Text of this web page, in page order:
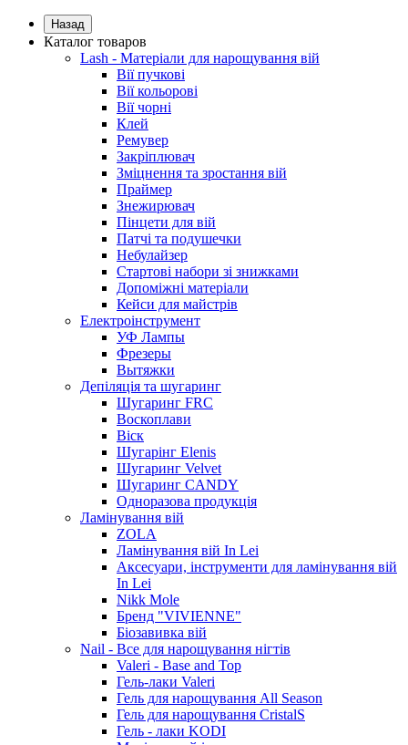
Назад
Каталог товаров
Lash - Матеріали для нарощування вій
Вії пучкові
Вії кольорові
Вії чорні
Клей
Ремувер
Закріплювач
Зміцнення та зростання вій
Праймер
Знежирювач
Пінцети для вій
Патчі та подушечки
Небулайзер
Стартові набори зі знижками
Допоміжні матеріали
Кейси для майстрів
Електроінструмент
УФ Лампы
Фрезеры
Вытяжки
Депіляція та шугаринг
Шугаринг FRC
Воскоплави
Віск
Шугарінг Elenis
Шугаринг Velvet
Шугаринг CANDY
Одноразова продукція
Ламінування вій
ZOLA
Ламінування вій In Lei
Аксесуари, інструменти для ламінування вій
In Lei
Nikk Mole
Бренд "VIVIENNE"
Біозавивка вій
Nail - Все для нарощування нігтів
Valeri - Base and Top
Гель-лаки Valeri
Гель для нарощування All Season
Гель для нарощування CristalS
Гель - лаки KODI